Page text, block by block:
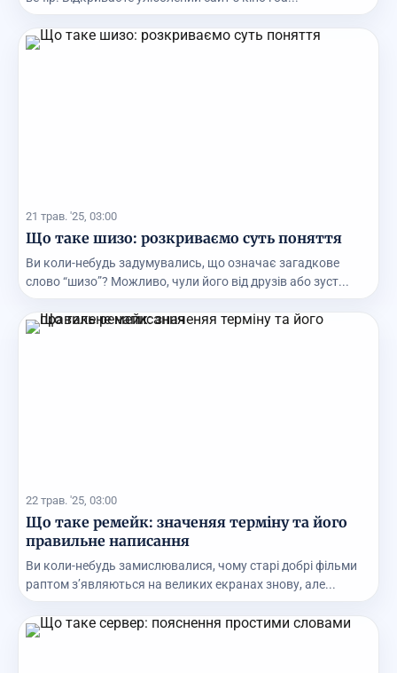
21 трав. '25, 03:00
Що таке шизо: розкриваємо суть поняття
Ви коли-небудь задумувались, що означає загадкове
слово “шизо”? Можливо, чули його від друзів або зуст...
22 трав. '25, 03:00
Що таке ремейк: значеняя терміну та його
правильне написання
Ви коли-небудь замислювалися, чому старі добрі фільми
раптом з’являються на великих екранах знову, але...